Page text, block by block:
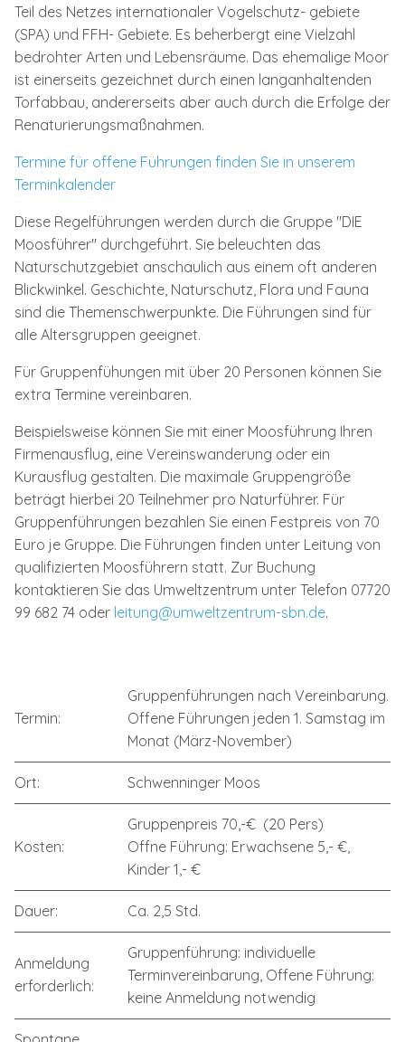
Teil des Netzes internationaler Vogelschutz- gebiete
(SPA) und FFH- Gebiete. Es beherbergt eine Vielzahl
bedrohter Arten und Lebensräume. Das ehemalige Moor
ist einerseits gezeichnet durch einen langanhaltenden
Torfabbau, andererseits aber auch durch die Erfolge der
Renaturierungsmaßnahmen.
Termine für offene Führungen finden Sie in unserem
Terminkalender
Diese Regelführungen werden durch die Gruppe "DIE
Moosführer" durchgeführt. Sie beleuchten das
Naturschutzgebiet anschaulich aus einem oft anderen
Blickwinkel. Geschichte, Naturschutz, Flora und Fauna
sind die Themenschwerpunkte. Die Führungen sind für
alle Altersgruppen geeignet.
Für Gruppenfühungen mit über 20 Personen können Sie
extra Termine vereinbaren.
Beispielsweise können Sie mit einer Moosführung Ihren
Firmenausflug, eine Vereinswanderung oder ein
Kurausflug gestalten. Die maximale Gruppengröße
beträgt hierbei 20 Teilnehmer pro Naturführer. Für
Gruppenführungen bezahlen Sie einen Festpreis von 70
Euro je Gruppe. Die Führungen finden unter Leitung von
qualifizierten Moosführern statt. Zur Buchung
kontaktieren Sie das Umweltzentrum unter Telefon 07720
99 682 74 oder leitung@umweltzentrum-sbn.de.
Termin:
Gruppenführungen nach Vereinbarung.
Offene Führungen jeden 1. Samstag im
Monat (März-November)
Ort: Schwenninger Moos
Kosten:
Gruppenpreis 70,-€ (20 Pers)
Offne Führung: Erwachsene 5,- €,
Kinder 1,- €
Dauer: Ca. 2,5 Std.
Anmeldung
erforderlich:
Gruppenführung: individuelle
Terminvereinbarung, Offene Führung:
keine Anmeldung notwendig